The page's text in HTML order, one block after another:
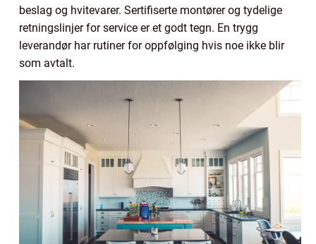
beslag og hvitevarer. Sertifiserte montører og tydelige
retningslinjer for service er et godt tegn. En trygg
leverandør har rutiner for oppfølging hvis noe ikke blir
som avtalt.